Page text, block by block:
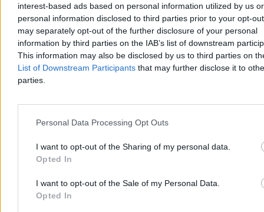
interest-based ads based on personal information utilized by us or
personal information disclosed to third parties prior to your opt-
may separately opt-out of the further disclosure of your personal
information by third parties on the IAB’s list of downstream
This information may also be disclosed by us to third parties on
List of Downstream Participants that may further disclose it to
parties.
Personal Data Processing Opt Outs
I want to opt-out of the Sharing of my personal data.
Opted In
I want to opt-out of the Sale of my Personal Data.
Opted In
Reklama
Kraj